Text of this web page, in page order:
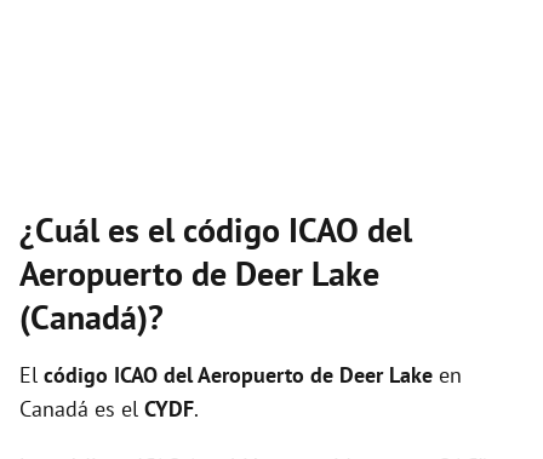
¿Cuál es el código ICAO del
Aeropuerto de Deer Lake
(Canadá)?
El código ICAO delAeropuerto de Deer Lake en
Canadá es el CYDF.